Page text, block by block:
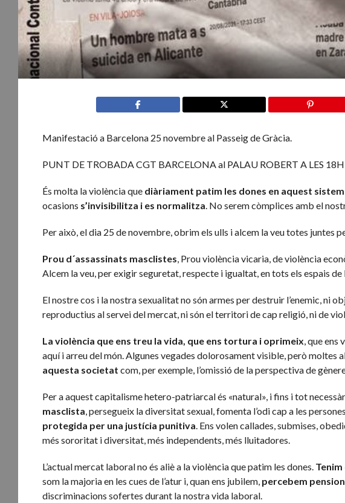
Manifestació a Barcelona 25 novembre al Passeig de Gràcia.
PUNT DE TROBADA CGT BARCELONA al PALAU ROBERT A LES 18H
És molta la violència que diàriament patim les dones en aquest
ocasions s’invisibilitza i es normalitza. No serem còmplices amb el
Per això, el dia 25 de novembre, obrim els ulls i alcem la veu totes juntes
Prou d´assassinats masclistes, Prou ​​violència vicaria, de violència
Alcem la veu, per exigir seguretat, respecte i igualtat, en tots els espais de
El nostre cos i la nostra sexualitat no són armes per destruir l’enemic, ni
reproductius al servei del mercat, ni són el territori de cap religió, ni de
La violència que ens treu la vida, que ens tortura i oprimeix, que ens
aquí i arreu del món. Algunes vegades dolorosament visible, però moltes
aquesta societat com, per exemple, l’omissió de la perspectiva de
Per a aquest capitalisme hetero-patriarcal és «natural», i fins i tot
masclista, persegueix la diversitat sexual, fomenta l’odi cap a les
protegida per una justícia punitiva. Ens volen callades, submises,
més sororitat i diversitat, més independents, més lluitadores.
L’actual mercat laboral no és aliè a la violència que patim les dones.
som la majoria en les cues de l’atur i, quan ens jubilem, percebem
discriminacions sofertes durant la nostra vida laboral.